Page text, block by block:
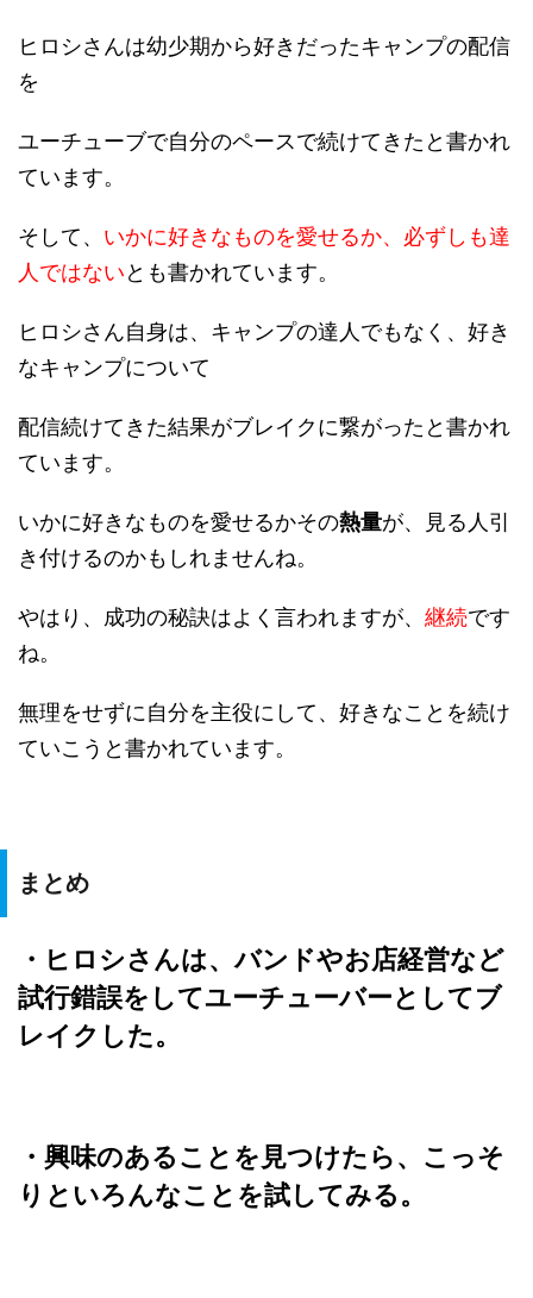
ヒロシさんは幼少期から好きだったキャンプの配信
を
ユーチューブで自分のペースで続けてきたと書かれ
ています。
そして、 いかに好きなものを愛せるか、必ずしも達
人ではないとも書かれています。
ヒロシさん自身は、キャンプの達人でもなく、好き
なキャンプについて
配信続けてきた結果がブレイクに繋がったと書かれ
ています。
いかに好きなものを愛せるかその熱量が、見る人引
き付けるのかもしれませんね。
やはり、成功の秘訣はよく言われますが、 継続です
ね。
無理をせずに自分を主役にして、好きなことを続け
ていこうと書かれています。
まとめ
・ヒロシさんは、バンドやお店経営など
試行錯誤をしてユーチューバーとしてブ
レイクした。
・興味のあることを見つけたら、こっそ
りといろんなことを試してみる。